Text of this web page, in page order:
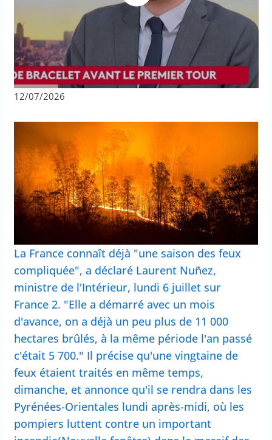
12/07/2026
La France connaît déjà "une saison des feux
compliquée", a déclaré Laurent Nuñez,
ministre de l'Intérieur, lundi 6 juillet sur
France 2. "Elle a démarré avec un mois
d'avance, on a déjà un peu plus de 11 000
hectares brûlés, à la même période l'an passé
c'était 5 700." Il précise qu'une vingtaine de
feux étaient traités en même temps,
dimanche, et annonce qu'il se rendra dans les
Pyrénées-Orientales lundi après-midi, où les
pompiers luttent contre un important